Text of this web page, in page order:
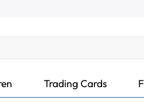
Trading Cards